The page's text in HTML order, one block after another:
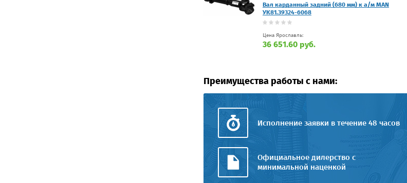
Вал карданный задний (680 мм) к а/м MAN
УК81.39324-6068
Цена Ярославль:
36 651.60 руб.
Преимущества работы с нами:
Исполнение заявки в течение 48 часов
Официальное дилерство с
минимальной наценкой